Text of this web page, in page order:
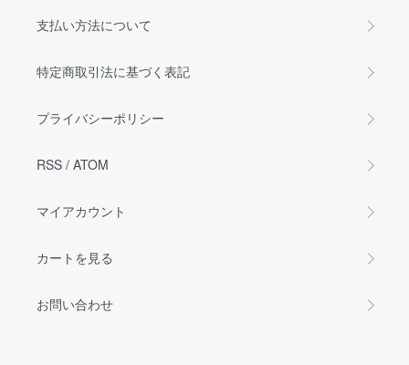
支払い方法について
特定商取引法に基づく表記
プライバシーポリシー
RSS / ATOM
マイアカウント
カートを見る
お問い合わせ